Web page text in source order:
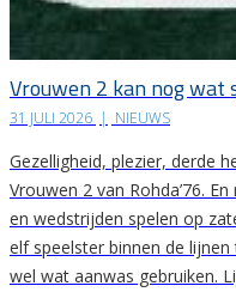
Vrouwen 2 kan nog wat
31 JULI 2026 | NIEUWS
Gezelligheid, plezier, derde
Vrouwen 2 van Rohda’76.
en wedstrijden spelen op
elf speelster binnen de
wel wat aanwas gebruiken.